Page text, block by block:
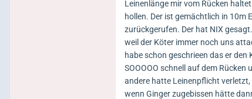
Leinenlänge mir vom Rücken
hollen. Der ist gemächtlich in 10m
zurückgerufen. Der hat NIX
weil der Köter immer noch uns
habe schon geschrieen das er
SOOOOO schnell auf dem
andere hatte Leinenpflicht
wenn Ginger zugebissen hätte